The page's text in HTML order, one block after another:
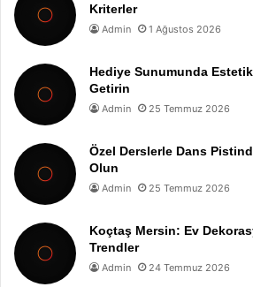
Kriterler
Admin 1 Ağustos 2026
Hediye Sunumunda
Getirin
Admin 25 Temmuz 2026
Özel Derslerle Dans
Olun
Admin 25 Temmuz 2026
Koçtaş Mersin: Ev
Trendler
Admin 24 Temmuz 2026